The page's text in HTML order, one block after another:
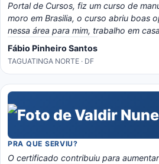
Portal de Cursos, fiz um curso de
moro em Brasilia, o curso abriu boas
nessa área para mim, trabalho em
e o material é bem eladorado,
recomendo o portal, é instrutivo e
Fábio Pinheiro Santos
TAGUATINGA NORTE · DF
PRA QUE SERVIU?
O certificado contribuiu para